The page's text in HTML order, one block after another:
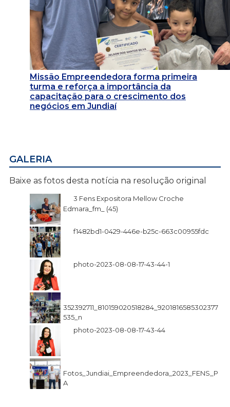
Missão Empreendedora forma primeira
turma e reforça a importância da
capacitação para o crescimento dos
negócios em Jundiaí
GALERIA
Baixe as fotos desta notícia na resolução original
3 Fens Expositora Mellow Croche
Edmara_fm_ (45)
f1482bd1-0429-446e-b25c-663c00955fdc
photo-2023-08-08-17-43-44-1
352392711_810159020518284_9201816585302377
535_n
photo-2023-08-08-17-43-44
Fotos_Jundiai_Empreendedora_2023_FENS_P
A